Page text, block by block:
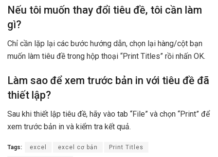
Nếu tôi muốn thay đổi tiêu đề, tôi cần làm
gì?
Chỉ cần lặp lại các bước hướng dẫn, chọn lại hàng/cột bạn
muốn làm tiêu đề trong hộp thoại “Print Titles” rồi nhấn OK.
Làm sao để xem trước bản in với tiêu đề đã
thiết lập?
Sau khi thiết lập tiêu đề, hãy vào tab “File” và chọn “Print” để
xem trước bản in và kiểm tra kết quả.
Tags: excel excel cơ bản Print Titles